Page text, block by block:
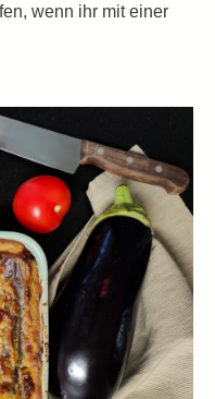
wenn ihr mit einer